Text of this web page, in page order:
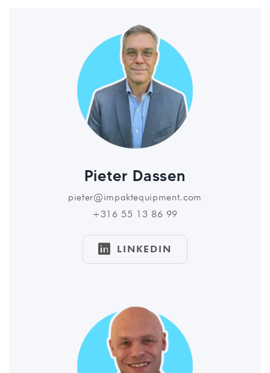
Pieter Dassen
pieter@impaktequipment.com
+316 55 13 86 99
 LINKEDIN